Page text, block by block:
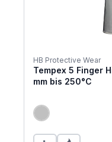
HB Protective Wear
Tempex 5 Finger
mm bis 250°C